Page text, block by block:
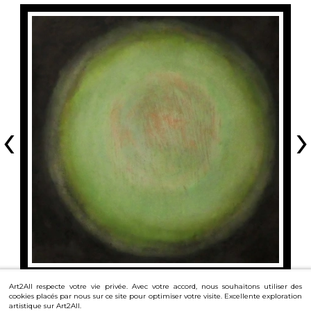
‹ ›
Découvrir
Art2All respecte votre vie privée. Avec votre accord, nous souhaitons utiliser des
cookies placés par nous sur ce site pour optimiser votre visite. Excellente exploration
artistique sur Art2All.